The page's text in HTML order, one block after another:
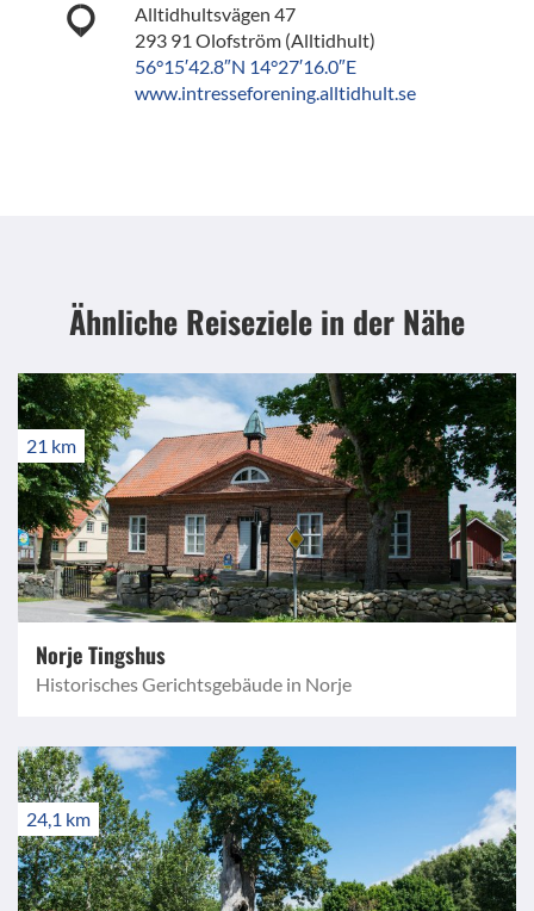
Alltidhultsvägen 47
293 91 Olofström (Alltidhult)
56°15′42.8″N 14°27′16.0″E
www.intresseforening.alltidhult.se
Ähnliche Reiseziele in der Nähe
21 km
Norje Tingshus
Historisches Gerichtsgebäude in Norje
24,1 km